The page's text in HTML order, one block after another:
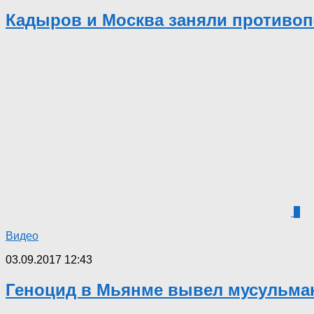
Кадыров и Москва заняли
Видео
03.09.2017 12:43
Геноцид в Мьянме вывел